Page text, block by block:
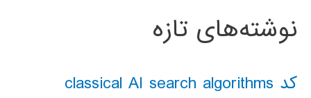
نوشته‌های تازه
کد classical AI search algorithms